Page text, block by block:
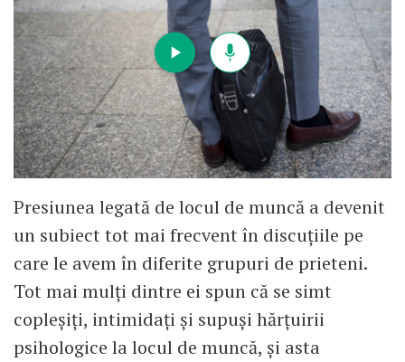
Presiunea legată de locul de muncă a devenit
un subiect tot mai frecvent în discuțiile pe
care le avem în diferite grupuri de prieteni.
Tot mai mulți dintre ei spun că se simt
copleșiți, intimidați și supuși hărțuirii
psihologice la locul de muncă, și asta